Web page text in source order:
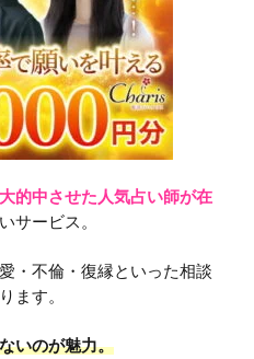
的中させた人気占い師が在
サービス。
・不倫・復縁といった相談
ます。
いのが魅力。